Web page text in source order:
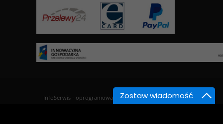
Zostaw wiadomość
InfoSerwis - oprogramowanie sklepu BestSeller